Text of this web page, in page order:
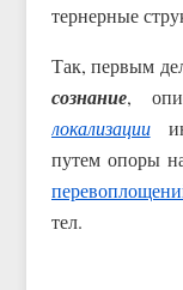
тернерные
Так, первым
сознание,
локализации
путем опоры
тел.